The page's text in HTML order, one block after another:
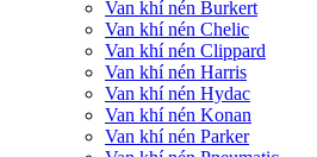
Van khí nén Burkert
Van khí nén Chelic
Van khí nén Clippard
Van khí nén Harris
Van khí nén Hydac
Van khí nén Konan
Van khí nén Parker